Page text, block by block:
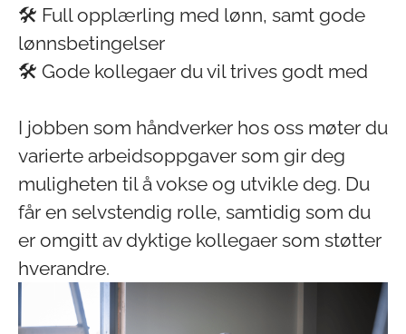
🛠️ Full opplærling med lønn, samt gode
lønnsbetingelser
🛠️ Gode kollegaer du vil trives godt med
I jobben som håndverker hos oss møter du
varierte arbeidsoppgaver som gir deg
muligheten til å vokse og utvikle deg. Du
får en selvstendig rolle, samtidig som du
er omgitt av dyktige kollegaer som støtter
hverandre.